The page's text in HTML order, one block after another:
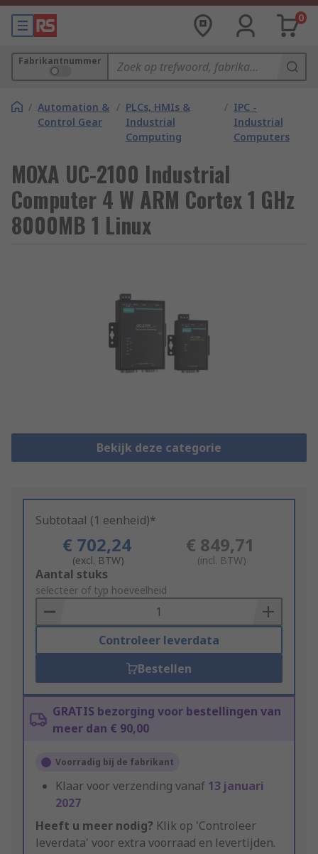
0
Fabrikantnummer
/ Automation &
Control Gear
/ PLCs, HMIs &
Industrial
Computing
/ IPC -
Industrial
Computers
MOXA UC-2100 Industrial
Computer 4 W ARM Cortex 1 GHz
8000MB 1 Linux
Bekijk deze categorie
Subtotaal (1 eenheid)*
€ 702,24
(excl. BTW)
€ 849,71
(incl. BTW)
Add
to
Basket
Aantal stuks
selecteer of typ hoeveelheid
Controleer leverdata
Bestellen
GRATIS bezorging voor bestellingen van
meer dan € 90,00
Voorradig bij de fabrikant
Klaar voor verzending vanaf 13 januari
2027
Heeft u meer nodig? Klik op 'Controleer
leverdata' voor extra voorraad en levertijden.